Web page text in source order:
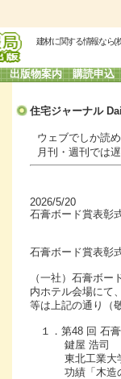
建材に関する情報なら(
出版物案内 購読申込
住宅ジャーナル
ウェブでしか読め
月刊・週刊では遅
2026/5/20
石膏ボード賞表彰
石膏ボード賞表彰
（一社）石膏ボ
内ホテル会場にて
等は上記の通り（
１．第48 回 石
鍵屋 浩司
東北工業大学
功績「木造の